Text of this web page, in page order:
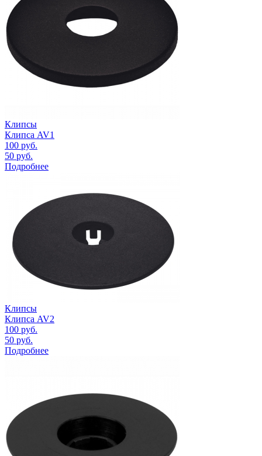
Клипсы
Клипса AV1
100 руб.
50 руб.
Подробнее
Клипсы
Клипса AV2
100 руб.
50 руб.
Подробнее